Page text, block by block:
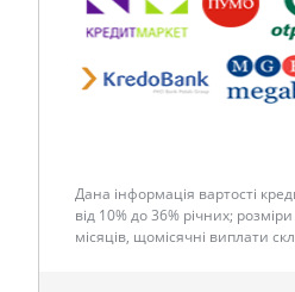
Дана інформація вартості
від 10% до 36% річних;
місяців, щомісячні виплати